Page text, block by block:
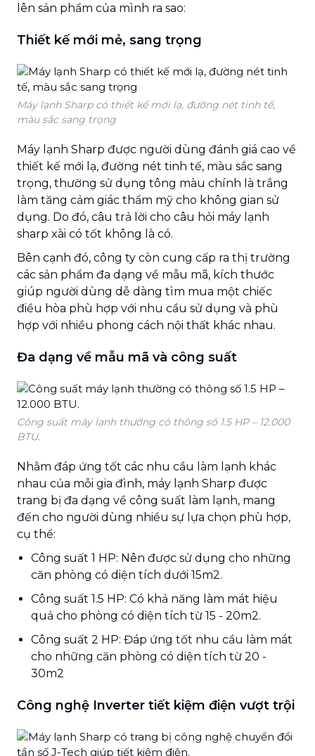
lên sản phẩm của mình ra sao:
Thiết kế mới mẻ, sang trọng
Máy lạnh Sharp có thiết kế mới lạ, đường nét tinh tế,
màu sắc sang trọng
Máy lạnh Sharp được người dùng đánh giá cao về
thiết kế mới lạ, đường nét tinh tế, màu sắc sang
trọng, thường sử dụng tông màu chính là trắng
làm tăng cảm giác thẩm mỹ cho không gian sử
dụng. Do đó, câu trả lời cho câu hỏi máy lạnh
sharp xài có tốt không là có.
Bên cạnh đó, công ty còn cung cấp ra thị trường
các sản phẩm đa dạng về mẫu mã, kích thước
giúp người dùng dễ dàng tìm mua một chiếc
điều hòa phù hợp với nhu cầu sử dụng và phù
hợp với nhiều phong cách nội thất khác nhau.
Đa dạng về mẫu mã và công suất
Công suất máy lạnh thường có thông số 1.5 HP – 12.000
BTU.
Nhằm đáp ứng tốt các nhu cầu làm lạnh khác
nhau của mỗi gia đình, máy lạnh Sharp được
trang bị đa dạng về công suất làm lạnh, mang
đến cho người dùng nhiều sự lựa chọn phù hợp,
cụ thể:
Công suất 1 HP: Nên được sử dụng cho những
căn phòng có diện tích dưới 15m2.
Công suất 1.5 HP: Có khả năng làm mát hiệu
quả cho phòng có diện tích từ 15 - 20m2.
Công suất 2 HP: Đáp ứng tốt nhu cầu làm mát
cho những căn phòng có diện tích từ 20 -
30m2
Công nghệ Inverter tiết kiệm điện vượt trội